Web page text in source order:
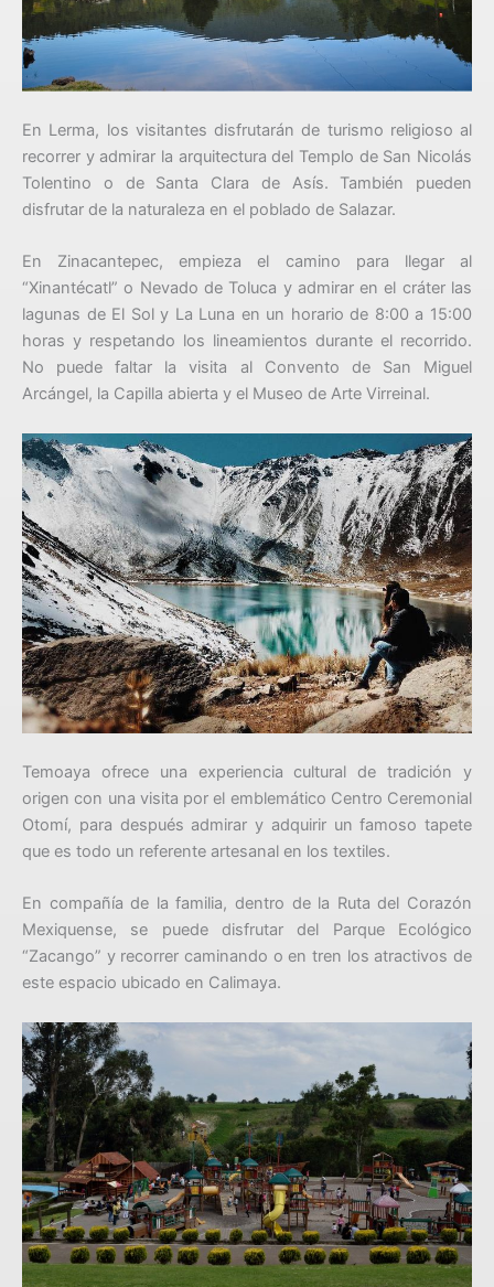
En Lerma, los visitantes disfrutarán de turismo religioso al
recorrer y admirar la arquitectura del Templo de San Nicolás
Tolentino o de Santa Clara de Asís. También pueden
disfrutar de la naturaleza en el poblado de Salazar.
En Zinacantepec, empieza el camino para llegar al
“Xinantécatl” o Nevado de Toluca y admirar en el cráter las
lagunas de El Sol y La Luna en un horario de 8:00 a 15:00
horas y respetando los lineamientos durante el recorrido.
No puede faltar la visita al Convento de San Miguel
Arcángel, la Capilla abierta y el Museo de Arte Virreinal.
Temoaya ofrece una experiencia cultural de tradición y
origen con una visita por el emblemático Centro Ceremonial
Otomí, para después admirar y adquirir un famoso tapete
que es todo un referente artesanal en los textiles.
En compañía de la familia, dentro de la Ruta del Corazón
Mexiquense, se puede disfrutar del Parque Ecológico
“Zacango” y recorrer caminando o en tren los atractivos de
este espacio ubicado en Calimaya.